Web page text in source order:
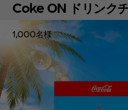
Coke ON ドリンク
1,000名様